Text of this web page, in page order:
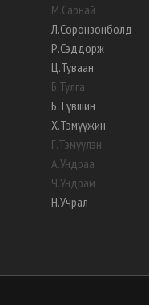
М.Сарнай
Л.Соронзонболд
Р.Сэддорж
Ц.Туваан
Б.Тулга
Б.Түвшин
Х.Тэмүүжин
Г.Тэмүүлэн
А.Ундраа
Ч.Ундрам
Н.Учрал